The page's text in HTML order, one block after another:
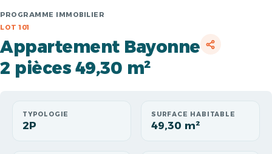
PROGRAMME IMMOBILIER
LOT 101
Appartement Bayonne
2 pièces 49,30 m²
TYPOLOGIE
2P
SURFACE HABITABLE
49,30 m²